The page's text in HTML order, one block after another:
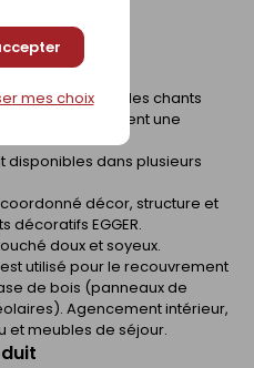
mes choix
recouvrement des chants
et apportent une
disponibles dans plusieurs
décor, structure et
EGGER.
doux et soyeux.
utilisé pour le recouvrement
de bois (panneaux de
Agencement intérieur,
et meubles de séjour.